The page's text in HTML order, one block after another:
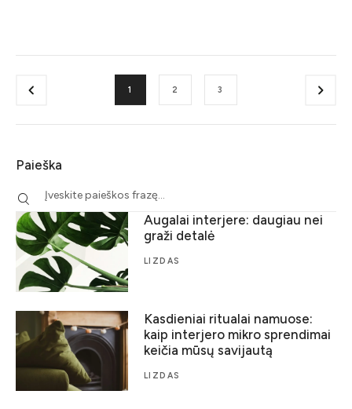
1 2 3
Paieška
Augalai interjere: daugiau nei
graži detalė
LIZDAS
Kasdieniai ritualai namuose:
kaip interjero mikro sprendimai
keičia mūsų savijautą
LIZDAS